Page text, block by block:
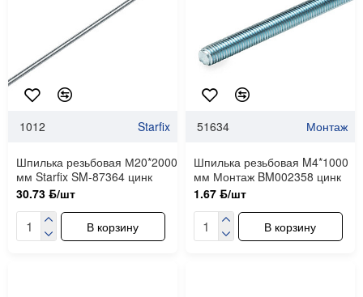
1012 Starfix
Шпилька резьбовая М20*2000
мм Starfix SM-87364 цинк
30.73 ƃ/шт
В корзину
51634 Монтаж
Шпилька резьбовая M4*1000
мм Монтаж BM002358 цинк
1.67 ƃ/шт
В корзину